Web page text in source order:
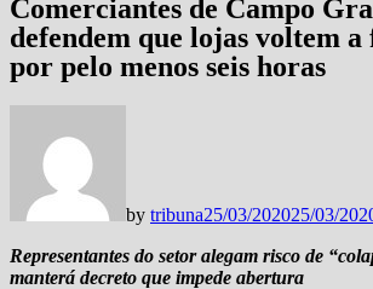
Comerciantes de Campo
defendem que lojas voltem
por pelo menos seis horas
by tribuna25/03/202025/03/
Representantes do setor alegam risco de
manterá decreto que impede abertura